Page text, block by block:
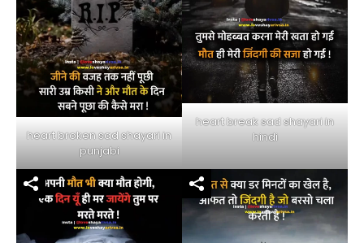
heart broken sad shayari in
punjabi
heart break sad shayari in
hindi